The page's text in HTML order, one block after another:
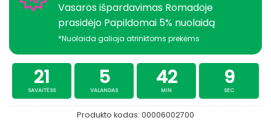
Vasaros išpardavimas Romadoje
prasidėjo Papildomai 5% nuolaidą
*Nuolaida galioja atrinktoms prekėms
21
SAVAITĖSS
5
VALANDAS
42
MIN
8
SEC
Produkto kodas: 00006002700